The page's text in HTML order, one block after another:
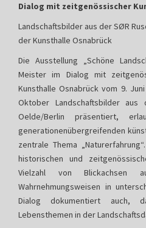
Dialog mit zeitgenössischer
Landschaftsbilder aus der SØR
der Kunsthalle Osnabrück
Die Ausstellung „Schöne
Meister im Dialog mit
Kunsthalle Osnabrück vom 9.
Oktober Landschaftsbilder aus
Oelde/Berlin präsentiert,
generationenübergreifenden
zentrale Thema
historischen und
Vielzahl von Blickachsen
Wahrnehmungsweisen in
Dialog dokumentiert auch,
Lebensthemen in der